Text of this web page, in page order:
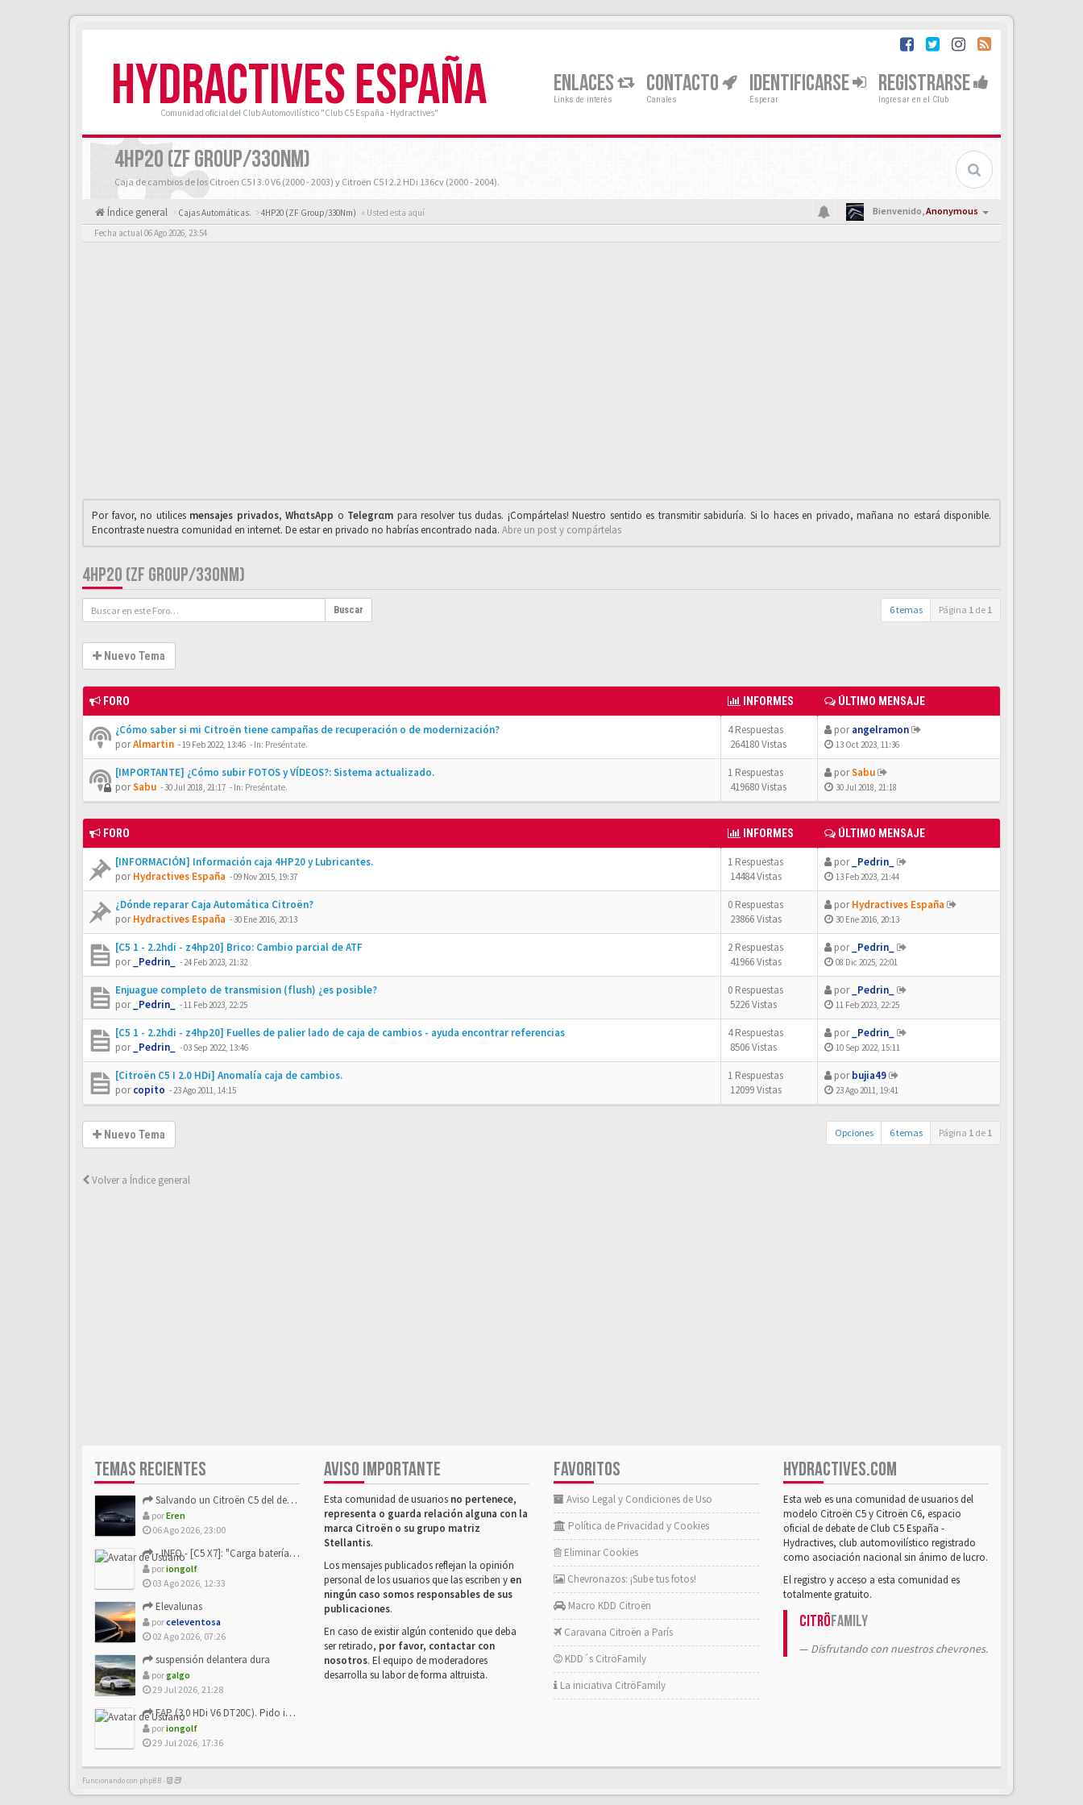
HYDRACTIVES ESPAÑA
Comunidad oficial del Club Automovilístico "Club C5 España - Hydractives"
ENLACES
Links de interés
CONTACTO
Canales
IDENTIFICARSE
Esperar
REGISTRARSE
Ingresar en el Club
4HP20 (ZF GROUP/330NM)
Caja de cambios de los Citroën C5 I 3.0 V6 (2000 - 2003) y Citroën C5 I 2.2 HDi 136cv (2000 - 2004).
Índice general Cajas Automáticas. 4HP20 (ZF Group/330Nm) « Usted esta aquí Bienvenido,Anonymous
Fecha actual 06 Ago 2026, 23:54
Por favor, no utilices mensajes privados,WhαtsApp o Telegrαm para resolver tus dudas. ¡Compártelas! Nuestro sentido es transmitir sabiduría. Si lo haces en privado, mañana no estará disponible.
Encontraste nuestra comunidad en internet. De estar en privado no habrías encontrado nada. Abre un post y compártelas
4HP20 (ZF GROUP/330NM)
Buscar 6 temas Página 1 de 1
Nuevo Tema
FORO INFORMES ÚLTIMO MENSAJE
¿Cómo saber si mi Citroën tiene campañas de recuperación o de modernización?
porAlmartin -19 Feb 2022, 13:46 - In: Preséntate.
4 Respuestas
264180 Vistas
porangelramon
13 Oct 2023, 11:36
[IMPORTANTE] ¿Cómo subir FOTOS y VÍDEOS?: Sistema actualizado.
porSabu - 30 Jul 2018, 21:17 - In: Preséntate.
1 Respuestas
419680 Vistas
porSabu
30 Jul 2018, 21:18
FORO INFORMES ÚLTIMO MENSAJE
[INFORMACIÓN] Información caja 4HP20 y Lubricantes.
porHydractives España -09 Nov 2015, 19:37
1 Respuestas
14484 Vistas
por _Pedrin_
13 Feb 2023, 21:44
¿Dónde reparar Caja Automática Citroën?
porHydractives España - 30 Ene 2016, 20:13
0 Respuestas
23866 Vistas
porHydractives España
30 Ene 2016, 20:13
[C5 1 - 2.2hdi - z4hp20] Brico: Cambio parcial de ATF
por _Pedrin_ -24 Feb 2023, 21:32
2 Respuestas
41966 Vistas
por _Pedrin_
08 Dic 2025, 22:01
Enjuague completo de transmision (flush) ¿es posible?
por _Pedrin_ -11 Feb 2023, 22:25
0 Respuestas
5226 Vistas
por _Pedrin_
11 Feb 2023, 22:25
[C5 1 - 2.2hdi - z4hp20] Fuelles de palier lado de caja de cambios - ayuda encontrar referencias
por _Pedrin_ -03 Sep 2022, 13:46
4 Respuestas
8506 Vistas
por _Pedrin_
10 Sep 2022, 15:11
[Citroën C5 I 2.0 HDi] Anomalía caja de cambios.
porcopito -23 Ago 2011, 14:15
1 Respuestas
12099 Vistas
porbujia49
23 Ago 2011, 19:41
Nuevo Tema Opciones 6 temas Página 1 de 1
Volver a Índice general
TEMAS RECIENTES
Salvando un Citroën C5 del desguace: Presentación y seguimiento
porEren
06 Ago 2026, 23:00
- INFO - [C5 X7]: "Carga batería o alimentación eléctri...
poriongolf
03 Ago 2026, 12:33
Elevalunas
porceleventosa
02 Ago 2026, 07:26
suspensión delantera dura
porgalgo
29 Jul 2026, 21:28
FAP (3.0 HDi V6 DT20C). Pido info sobre su sustitución
poriongolf
29 Jul 2026, 17:36
AVISO IMPORTANTE
Esta comunidad de usuarios no pertenece,
representa o guarda relación alguna con la
marca Citroën o su grupo matriz
Stellantis.
Los mensajes publicados reflejan la opinión
personal de los usuarios que las escriben yen
ningún caso somos responsables de sus
publicaciones.
En caso de existir algún contenido que deba
ser retirado, por favor, contactar con
nosotros. El equipo de moderadores
desarrolla su labor de forma altruista.
FAVORITOS
Aviso Legal y Condiciones de Uso
Política de Privacidad y Cookies
Eliminar Cookies
Chevronazos: ¡Sube tus fotos!
Macro KDD Citroën
Caravana Citroën a París
KDD´s CitröFamily
La iniciativa CitröFamily
HYDRACTIVES.COM
Esta web es una comunidad de usuarios del
modelo Citroën C5 y Citroën C6, espacio
oficial de debate de Club C5 España -
Hydractives, club automovilístico registrado
como asociación nacional sin ánimo de lucro.
El registro y acceso a esta comunidad es
totalmente gratuito.
CitröFamily
Disfrutando con nuestros chevrones.
Funcionando con phpBB -